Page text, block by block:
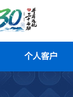
个人客户